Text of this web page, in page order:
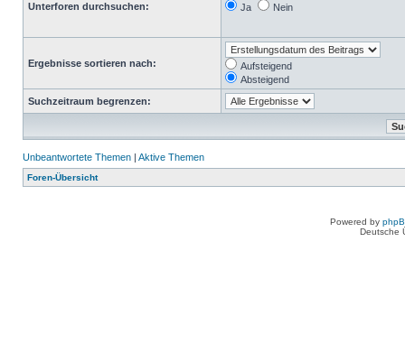
Unterforen durchsuchen: Ja Nein
Ergebnisse sortieren nach:
Aufsteigend
Absteigend
Suchzeitraum begrenzen:
Unbeantwortete Themen | Aktive Themen
Foren-Übersicht
Powered by
Deutsche